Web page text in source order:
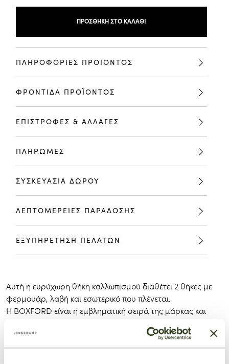
ΠΡΟΣΘΉΚΗ ΣΤΟ ΚΑΛΆΘΙ
ΠΛΗΡΟΦΟΡΙΕΣ ΠΡΟΙΟΝΤΟΣ
ΦΡΟΝΤΙΔΑ ΠΡΟΪΟΝΤΟΣ
ΕΠΙΣΤΡΟΦΕΣ & ΑΛΛΑΓΕΣ
ΠΛΗΡΩΜΕΣ
ΣΥΣΚΕΥΑΣΙΑ ΔΩΡΟΥ
ΛΕΠΤΟΜΕΡΕΙΕΣ ΠΑΡΑΔΟΣΗΣ
ΕΞΥΠΗΡΕΤΗΣΗ ΠΕΛΑΤΩΝ
Αυτή η ευρύχωρη θήκη καλλωπισμού διαθέτει 2 θήκες με
φερμουάρ, λαβή και εσωτερικό που πλένεται.
Η BOXFORD είναι η εμβληματική σειρά της μάρκας και
χαρακτηριστικές ανδρικές τσάντες, επαγγελματικές
τσάντες και αποσκευές φέρουν ένα ορθογώνιο λογότυπο